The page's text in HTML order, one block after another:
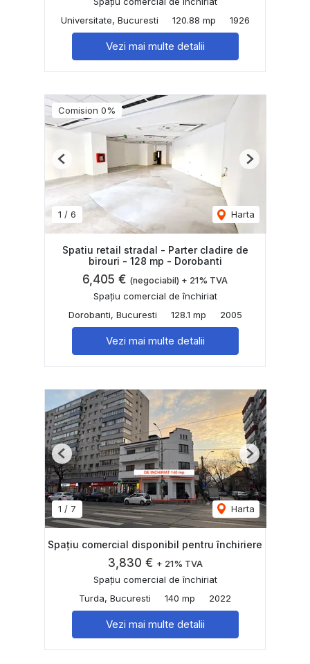
Universitate, Bucuresti
120.88 mp 1926
Vezi mai multe detalii
Comision 0%
1 / 6 Harta
Previous Next
Spatiu retail stradal - Parter cladire de
birouri - 128 mp - Dorobanti
6,405 € (negociabil) + 21% TVA
Spațiu comercial de închiriat
Dorobanti, Bucuresti
128.1 mp 2005
Vezi mai multe detalii
1 / 7 Harta
Previous Next
Spațiu comercial disponibil pentru închiriere
3,830 € + 21% TVA
Spațiu comercial de închiriat
Turda, Bucuresti
140 mp 2022
Vezi mai multe detalii